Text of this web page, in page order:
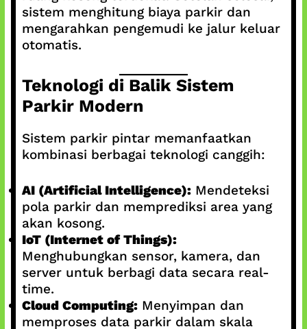
sistem menghitung biaya parkir dan
mengarahkan pengemudi ke jalur keluar
otomatis.
Teknologi di Balik Sistem
Parkir Modern
Sistem parkir pintar memanfaatkan
kombinasi berbagai teknologi canggih:
AI (Artificial Intelligence):Mendeteksi
pola parkir dan memprediksi area yang
akan kosong.
IoT (Internet of Things):
Menghubungkan sensor, kamera, dan
server untuk berbagi data secara real-
time.
Cloud Computing:Menyimpan dan
memproses data parkir dalam skala